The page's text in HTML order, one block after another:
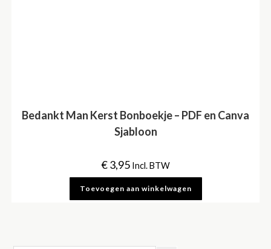
Bedankt Man Kerst Bonboekje – PDF en Canva
Sjabloon
€3,95 Incl. BTW
Toevoegen aan winkelwagen